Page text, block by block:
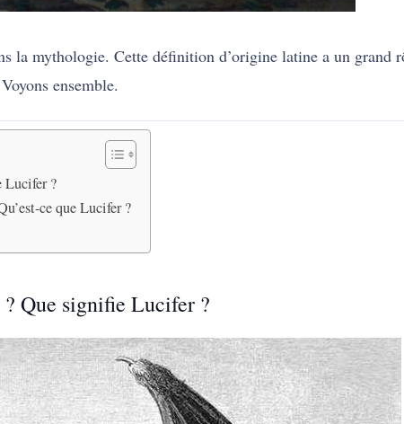
la mythologie. Cette définition d’origine latine a un grand
ensemble.
Lucifer ?
ce que Lucifer ?
Que signifie Lucifer ?